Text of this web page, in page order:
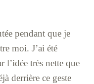
pendant que je
moi. J’ai été
l’idée très nette que
derrière ce geste